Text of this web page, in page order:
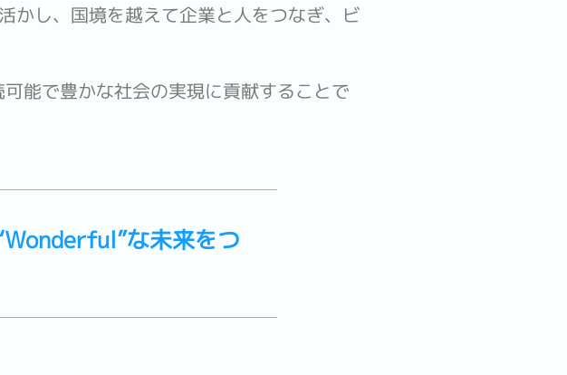
かし、国境を越えて企業と人をつなぎ、ビ
能で豊かな社会の実現に貢献することで
な未来をつ